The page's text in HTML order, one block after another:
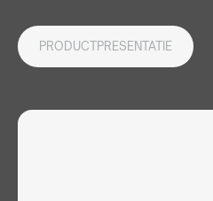
PRODUCTPRESENTATIE